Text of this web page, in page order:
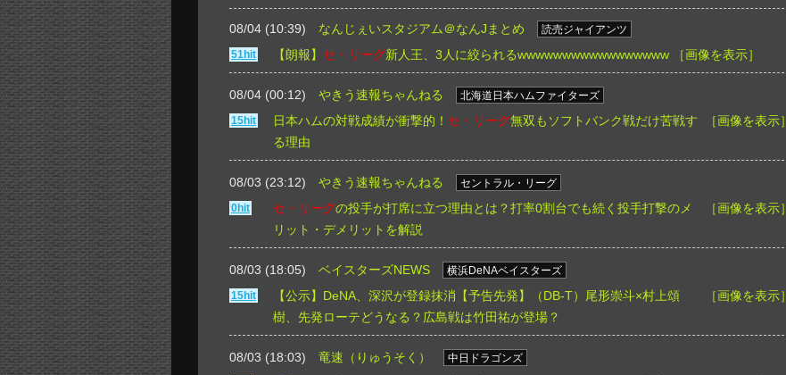
08/04 (10:39) なんじぇいスタジアム＠なんJまとめ
読売ジャイアンツ
51hit
【朗報】 セ・リーグ新人王、3人に絞られるwwwwwwwwwwwwwwwww ［画像を表示］
08/04 (00:12) やきう速報ちゃんねる
北海道日本ハムファイターズ
15hit
日本ハムの対戦成績が衝撃的！ セ・リーグ無双もソフトバンク戦だけ苦戦す
る理由
［画像を表示］
08/03 (23:12) やきう速報ちゃんねる
セントラル・リーグ
0hit
セ・リーグの投手が打席に立つ理由とは？打率0割台でも続く投手打撃のメ
リット・デメリットを解説
［画像を表示］
08/03 (18:05) ベイスターズNEWS
横浜DeNAベイスターズ
15hit
【公示】DeNA、深沢が登録抹消【予告先発】（DB-T）尾形崇斗×村上頌
樹、先発ローテどうなる？広島戦は竹田祐が登場？
［画像を表示］
08/03 (18:03) 竜速（りゅうそく）
中日ドラゴンズ